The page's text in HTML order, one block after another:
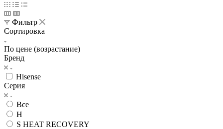
Фильтр
Сортировка
По цене (возрастание)
Бренд
Hisense
Серия
Все
H
S HEAT RECOVERY